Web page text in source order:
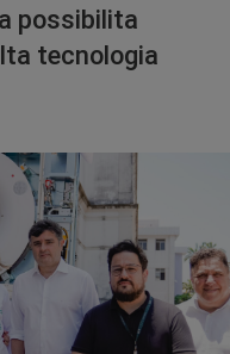
possibilita
tecnologia